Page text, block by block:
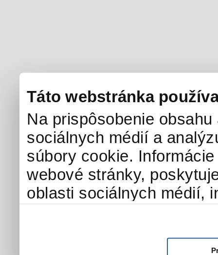
Táto webstránka
Na prispôsobenie
sociálnych médií a
súbory cookie.
webové stránky,
oblasti sociálnych médií,